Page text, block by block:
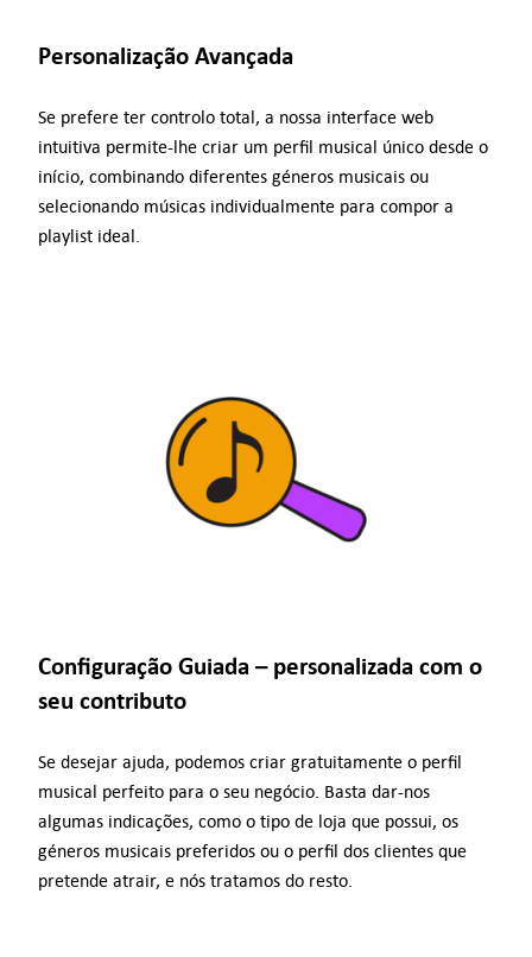
Personalização Avançada
Se prefere ter controlo total, a nossa interface web
intuitiva permite-lhe criar um perfil musical único desde o
início, combinando diferentes géneros musicais ou
selecionando músicas individualmente para compor a
playlist ideal.
Configuração Guiada – personalizada com o
seu contributo
Se desejar ajuda, podemos criar gratuitamente o perfil
musical perfeito para o seu negócio. Basta dar-nos
algumas indicações, como o tipo de loja que possui, os
géneros musicais preferidos ou o perfil dos clientes que
pretende atrair, e nós tratamos do resto.